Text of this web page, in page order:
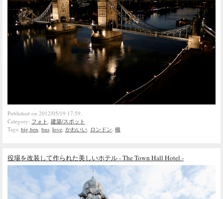
Published on 2012/05/19 17:59.
Category: フォト, 建築/スポット
Tags: big ben, bus, love, かわいい, ロンドン, 橋
役場を改装して作られた美しいホテル - The Town Hall Hotel -